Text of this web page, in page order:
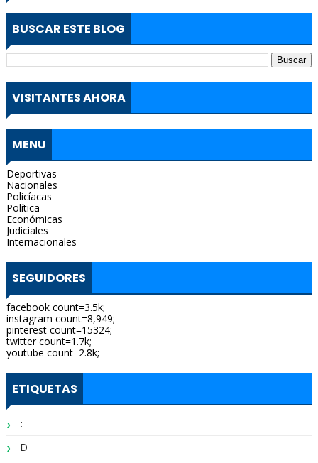
BUSCAR ESTE BLOG
VISITANTES AHORA
MENU
Deportivas
Nacionales
Policíacas
Política
Económicas
Judiciales
Internacionales
SEGUIDORES
facebook count=3.5k;
instagram count=8,949;
pinterest count=15324;
twitter count=1.7k;
youtube count=2.8k;
ETIQUETAS
:
D